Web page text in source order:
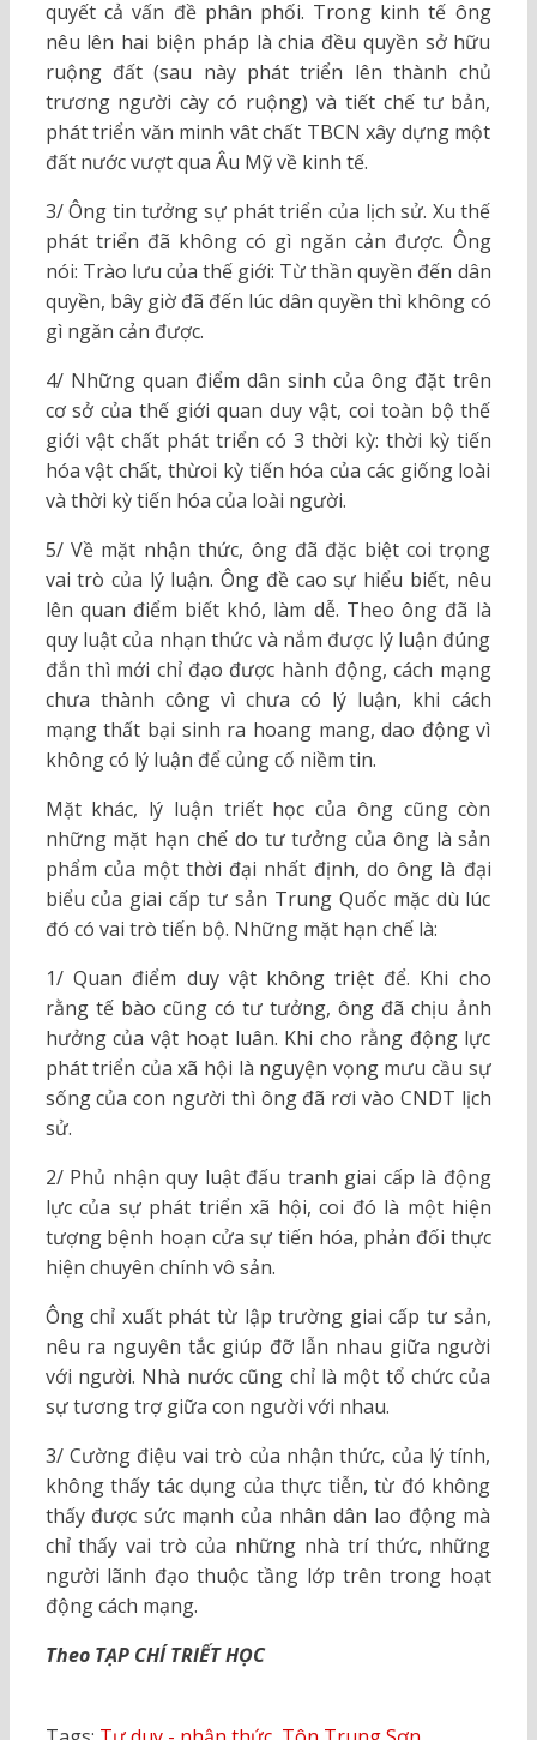
quyết cả vấn đề phân phối. Trong kinh tế ông
nêu lên hai biện pháp là chia đều quyền sở hữu
ruộng đất (sau này phát triển lên thành chủ
trương người cày có ruộng) và tiết chế tư bản,
phát triển văn minh vât chất TBCN xây dựng một
đất nước vượt qua Âu Mỹ về kinh tế.
3/ Ông tin tưởng sự phát triển của lịch sử. Xu thế
phát triển đã không có gì ngăn cản được. Ông
nói: Trào lưu của thế giới: Từ thần quyền đến dân
quyền, bây giờ đã đến lúc dân quyền thì không có
gì ngăn cản được.
4/ Những quan điểm dân sinh của ông đặt trên
cơ sở của thế giới quan duy vật, coi toàn bộ thế
giới vật chất phát triển có 3 thời kỳ: thời kỳ tiến
hóa vật chất, thừoi kỳ tiến hóa của các giống loài
và thời kỳ tiến hóa của loài người.
5/ Về mặt nhận thức, ông đã đặc biệt coi trọng
vai trò của lý luận. Ông đề cao sự hiểu biết, nêu
lên quan điểm biết khó, làm dễ. Theo ông đã là
quy luật của nhạn thức và nắm được lý luận đúng
đắn thì mới chỉ đạo được hành động, cách mạng
chưa thành công vì chưa có lý luận, khi cách
mạng thất bại sinh ra hoang mang, dao động vì
không có lý luận để củng cố niềm tin.
Mặt khác, lý luận triết học của ông cũng còn
những mặt hạn chế do tư tưởng của ông là sản
phẩm của một thời đại nhất định, do ông là đại
biểu của giai cấp tư sản Trung Quốc mặc dù lúc
đó có vai trò tiến bộ. Những mặt hạn chế là:
1/ Quan điểm duy vật không triệt để. Khi cho
rằng tế bào cũng có tư tưởng, ông đã chịu ảnh
hưởng của vật hoạt luân. Khi cho rằng động lực
phát triển của xã hội là nguyện vọng mưu cầu sự
sống của con người thì ông đã rơi vào CNDT lịch
sử.
2/ Phủ nhận quy luật đấu tranh giai cấp là động
lực của sự phát triển xã hội, coi đó là một hiện
tượng bệnh hoạn cửa sự tiến hóa, phản đối thực
hiện chuyên chính vô sản.
Ông chỉ xuất phát từ lập trường giai cấp tư sản,
nêu ra nguyên tắc giúp đỡ lẫn nhau giữa người
với người. Nhà nước cũng chỉ là một tổ chức của
sự tương trợ giữa con người với nhau.
3/ Cường điệu vai trò của nhận thức, của lý tính,
không thấy tác dụng của thực tiễn, từ đó không
thấy được sức mạnh của nhân dân lao động mà
chỉ thấy vai trò của những nhà trí thức, những
người lãnh đạo thuộc tầng lớp trên trong hoạt
động cách mạng.
Theo TẠP CHÍ TRIẾT HỌC